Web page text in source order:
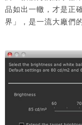
品如出一轍，才是正
界」，是一流大廠們